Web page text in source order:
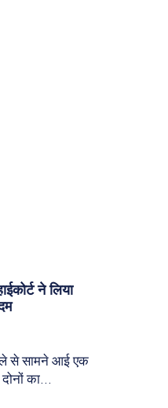
ने लिया
से सामने आई एक
का...